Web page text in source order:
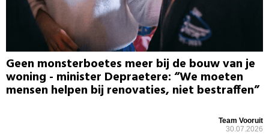
Geen monsterboetes meer bij de bouw van je
woning - minister Depraetere: “We moeten
mensen helpen bij renovaties, niet bestraffen”
Team Vooruit
30.07.2026